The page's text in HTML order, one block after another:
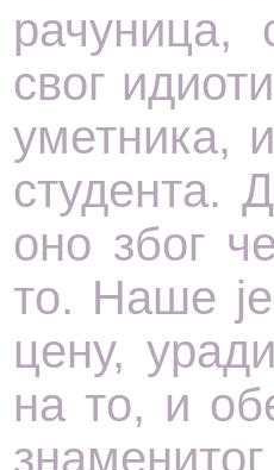
рачуница,
свог
уметника,
студента.
оно због
то. Наше
цену,
на то, и